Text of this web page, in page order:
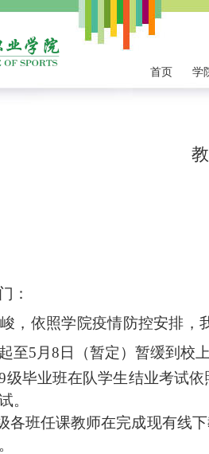
首页 学
：
，依照学院疫情防控安排
至5 月 8 日（暂定）暂缓到校
级毕业班在队学生结业考试
。
各班任课教师在完成现有线